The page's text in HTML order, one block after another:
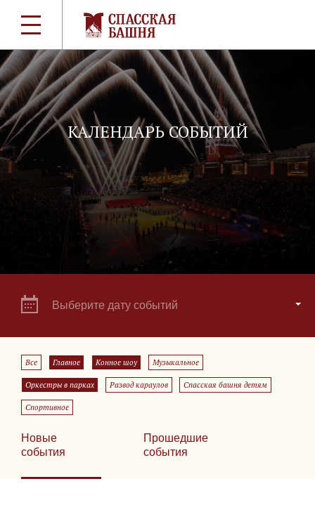
КАЛЕНДАРЬ СОБЫТИЙ
Выберите дату событий
Все Главное Конное шоу Музыкальное
Оркестры в парках Развод караулов Спасская башня детям
Спортивное
Новые
события
Прошедшие
события